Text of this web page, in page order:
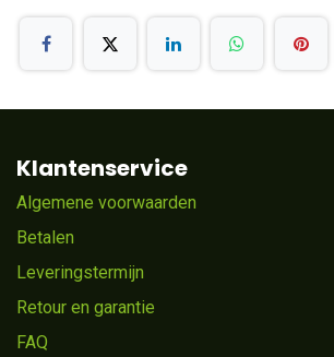
Klantenservice
Algemene voorwaarden
Betalen
Leveringstermijn
Retour en garantie
FAQ